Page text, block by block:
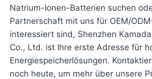
Natrium-Ionen-Batterien suchen
Partnerschaft mit uns für OEM/
interessiert sind, Shenzhen
Co., Ltd. ist Ihre erste Adresse für
Energiespeicherlösungen.
noch heute, um mehr über unsere